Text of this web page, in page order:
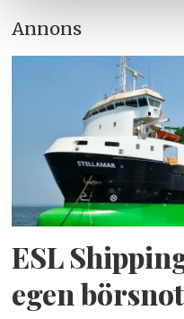
Annons
ESL
egen